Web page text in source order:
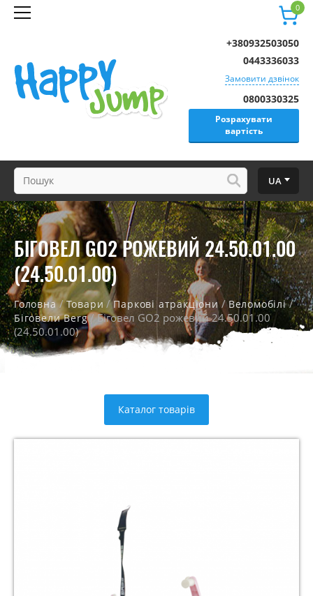
0
0800330325
Розрахувати
вартість
+380932503050
0443336033
Замовити дзвінок
UA
БІГОВЕЛ GO2 РОЖЕВИЙ 24.50.01.00
(24.50.01.00)
Головна/Товари/Паркові атракціони/Веломобілі/
Біговели Berg/ Біговел GO2 рожевий 24.50.01.00
(24.50.01.00)
Каталог товарів